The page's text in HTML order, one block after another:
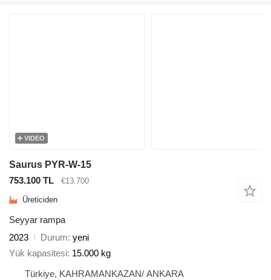
VIDEO
Saurus PYR-W-15
753.100 TL
€13.700
Üreticiden
Seyyar rampa
2023
Durum yeni
Yük kapasitesi 15.000 kg
Türkiye, KAHRAMANKAZAN/ ANKARA